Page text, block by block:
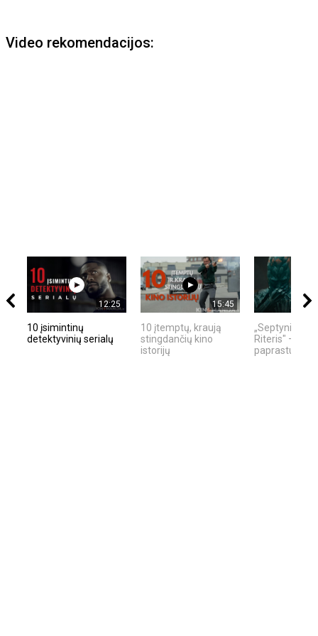
Video rekomendacijos:
12:25
10 įsimintinų
detektyvinių serialų
15:45
10 įtemptų, kraują
stingdančių kino
istorijų
„Septynių
Riteris" – kai
paprastumas